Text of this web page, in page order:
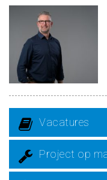
Vacatures
Project op